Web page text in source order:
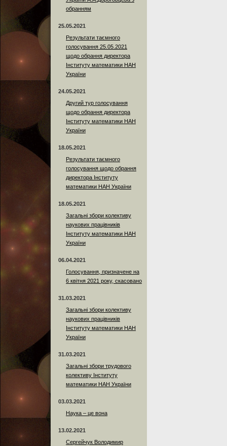
обранням
25.05.2021
Результати таємного
голосування 25.05.2021
щодо обрання директора
Інституту математики НАН
України
24.05.2021
Другий тур голосування
щодо обрання директора
Інституту математики НАН
України
18.05.2021
Результати таємного
голосування щодо обрання
директора Інституту
математики НАН України
18.05.2021
Загальні збори колективу
наукових працівників
Інституту математики НАН
України
06.04.2021
Голосування, призначене на
6 квітня 2021 року, скасовано
31.03.2021
Загальні збори колективу
наукових працівників
Інституту математики НАН
України
31.03.2021
Загальні збори трудового
колективу Інституту
математики НАН України
03.03.2021
Наука – це вона
13.02.2021
Сергейчук Володимир